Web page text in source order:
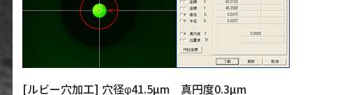
[ルビー穴加工] 穴径φ41.5µm 真円度0.3µm